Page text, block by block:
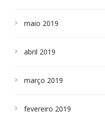
maio 2019
abril 2019
março 2019
fevereiro 2019